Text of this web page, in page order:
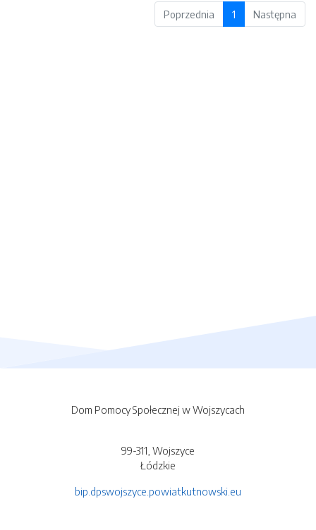
Poprzednia
1 Następna
Dom Pomocy Społecznej w Wojszycach
99-311, Wojszyce
Łódzkie
bip.dpswojszyce.powiatkutnowski.eu